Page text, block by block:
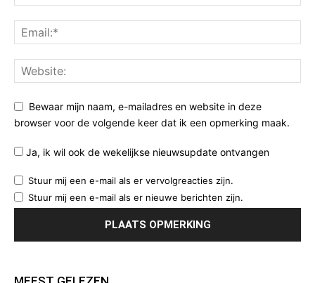
Bewaar mijn naam, e-mailadres en website in deze
browser voor de volgende keer dat ik een opmerking maak.
Ja, ik wil ook de wekelijkse nieuwsupdate ontvangen
Stuur mij een e-mail als er vervolgreacties zijn.
Stuur mij een e-mail als er nieuwe berichten zijn.